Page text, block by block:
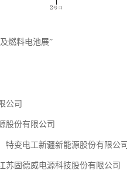
燃料电池展”
公司
股份有限公司
变电工新疆新能源股份有限公司
固德威电源科技股份有限公司